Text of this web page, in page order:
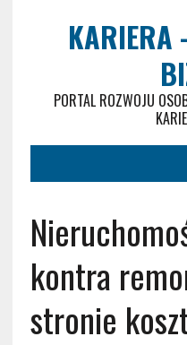
KARIERA
PORTAL ROZWOJU
kontra
stronie